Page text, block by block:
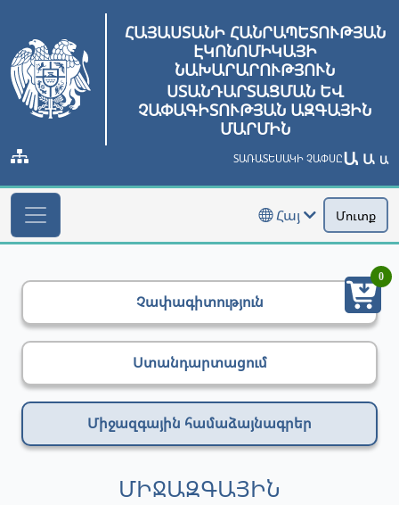
ՀԱՅԱՍՏԱՆԻ ՀԱՆՐԱՊԵՏՈՒԹՅԱՆ
ԷԿՈՆՈՄԻԿԱՅԻ
ՆԱԽԱՐԱՐՈՒԹՅՈՒՆ
ՍՏԱՆԴԱՐՏԱՑՄԱՆ ԵՎ
ՉԱՓԱԳԻՏՈՒԹՅԱՆ ԱԶԳԱՅԻՆ
ՄԱՐՄԻՆ
ՏԱՌԱՏԵՍԱԿԻ ՉԱՓՍԸԱ Ա Ա
Հայ Մուտք
Չափագիտություն
Ստանդարտացում
Միջազգային համաձայնագրեր
ՄԻՋԱԶԳԱՅԻՆ
0